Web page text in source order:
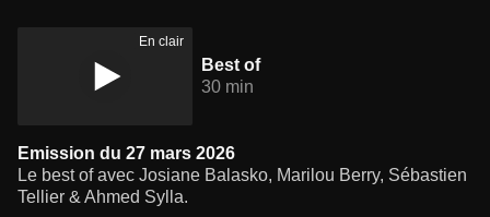
En clair
Best of
30 min
Emission du 27 mars 2026
Le best of avec Josiane Balasko, Marilou Berry, Sébastien
Tellier & Ahmed Sylla.